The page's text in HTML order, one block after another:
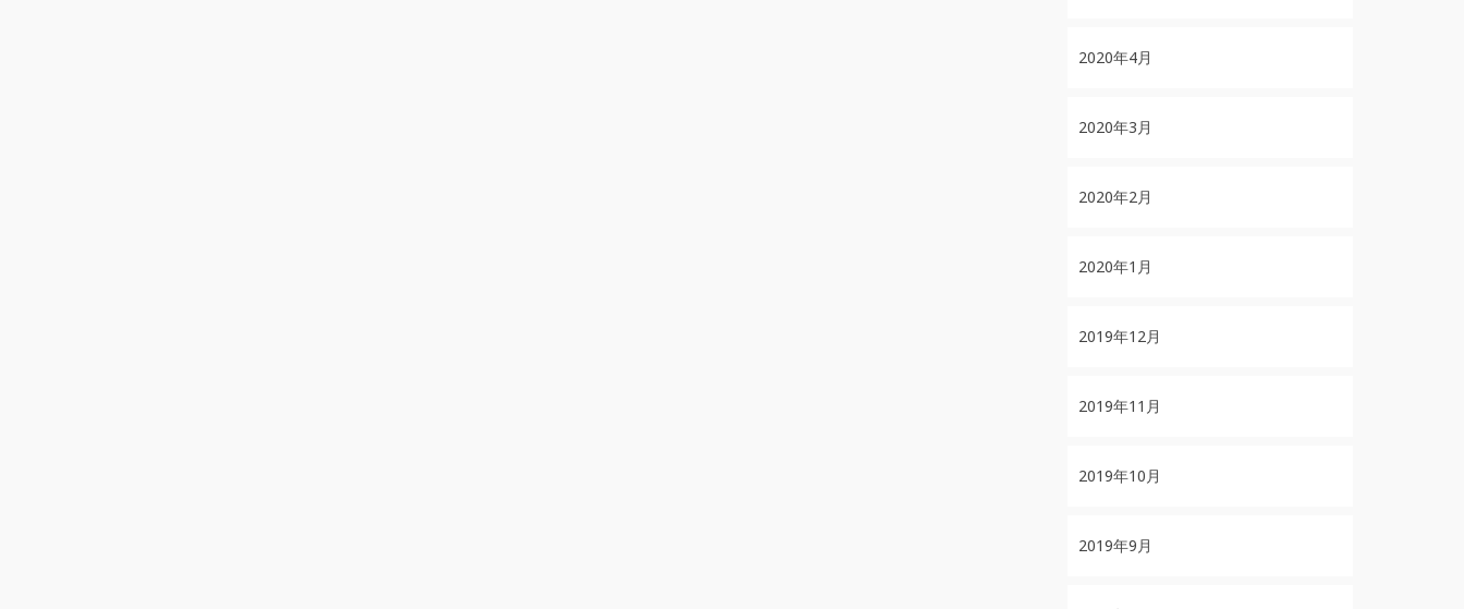
2020年4月
2020年3月
2020年2月
2020年1月
2019年12月
2019年11月
2019年10月
2019年9月